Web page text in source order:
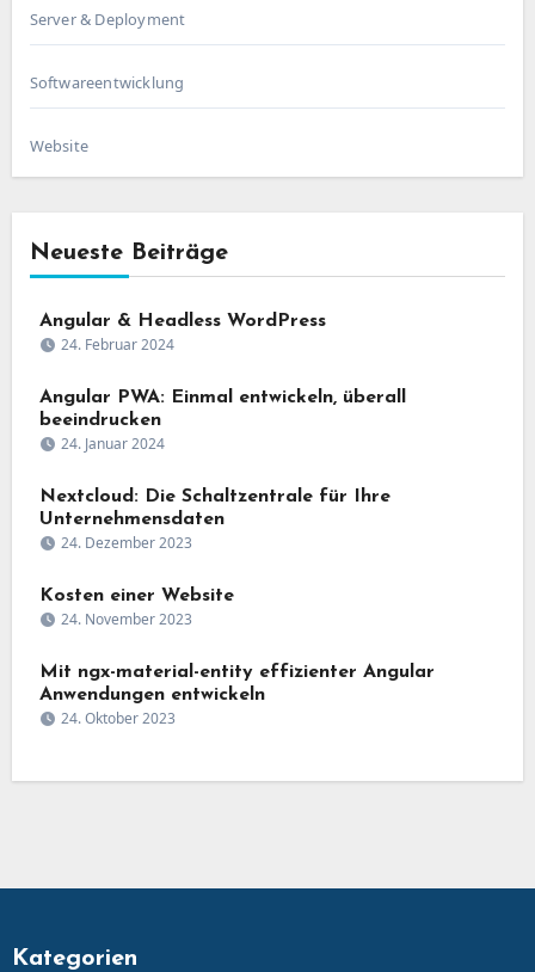
Server & Deployment
Softwareentwicklung
Website
Neueste Beiträge
Angular & Headless WordPress
24. Februar 2024
Angular PWA: Einmal entwickeln, überall
beeindrucken
24. Januar 2024
Nextcloud: Die Schaltzentrale für Ihre
Unternehmensdaten
24. Dezember 2023
Kosten einer Website
24. November 2023
Mit ngx-material-entity effizienter Angular
Anwendungen entwickeln
24. Oktober 2023
Kategorien